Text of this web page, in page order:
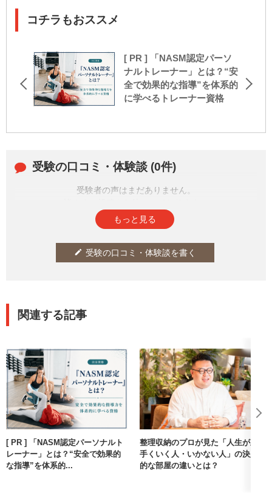
コチラもおススメ
[ PR ] 「NASM認定パーソ
ナルトレーナー」とは？“安
全で効果的な指導”を体系的
に学べるトレーナー資格
受験の口コミ・体験談 (0件)
受験者の声はまだありません。
もっと見る
edit 受験の口コミ・体験談を書く
関連する記事
[ PR ] 「NASM認定パーソナルト
レーナー」とは？“安全で効果的
な指導”を体系的...
整理収納のプロが見た「人生が上
手くいく人・いかない人」の決定
的な部屋の違いとは？